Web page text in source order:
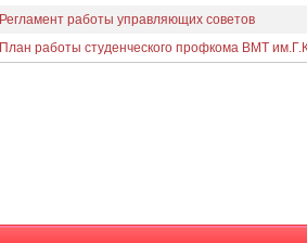
Регламент работы управляющих советов
План работы студенческого профкома ВМТ